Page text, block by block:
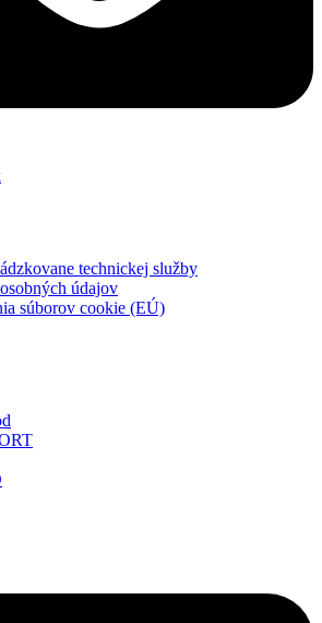
technickej služby
údajov
súborov cookie (EÚ)